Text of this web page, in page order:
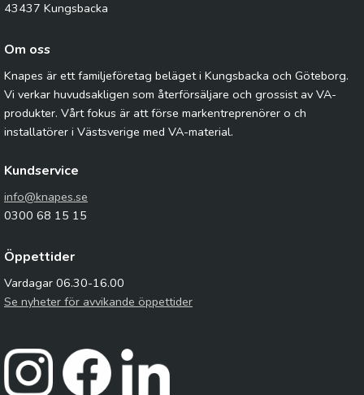
43437 Kungsbacka
Om oss
Knapes är ett familjeföretag beläget i Kungsbacka och Göteborg.
Vi verkar huvudsakligen som återförsäljare och grossist av VA-
produkter. Vårt fokus är att förse markentreprenörer o ch
installatörer i Västsverige med VA-material.
Kundservice
info@knapes.se
0300 68 15 15
Öppettider
Vardagar 06.30-16.00
Se nyheter för avvikande öppettider